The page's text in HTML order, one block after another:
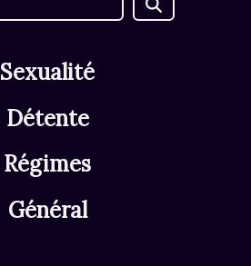
Sexualité
Détente
Régimes
Général